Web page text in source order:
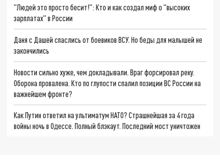
"Людей это просто бесит!": Кто и как создал миф о "высоких
зарплатах" в России
Даня с Дашей спаслись от боевиков ВСУ. Но беды для малышей не
закончились
Новости сильно хуже, чем докладывали. Враг форсировал реку.
Оборона провалена. Кто по глупости спалил позиции ВС России на
важнейшем фронте?
Как Путин ответил на ультиматум НАТО? Страшнейшая за 4 года
войны ночь в Одессе. Полный блэкаут. Последний мост уничтожен